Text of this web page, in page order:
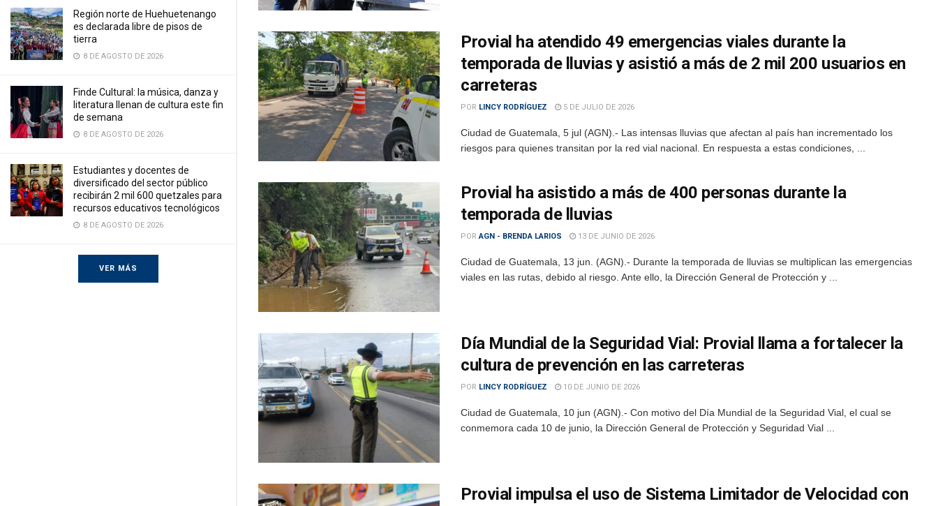
Región norte de Huehuetenango
es declarada libre de pisos de
tierra
8 DE AGOSTO DE 2026
Finde Cultural: la música, danza y
literatura llenan de cultura este fin
de semana
8 DE AGOSTO DE 2026
Estudiantes y docentes de
diversificado del sector público
recibirán 2 mil 600 quetzales para
recursos educativos tecnológicos
8 DE AGOSTO DE 2026
VER MÁS
Provial ha atendido 49 emergencias viales durante la
temporada de lluvias y asistió a más de 2 mil 200 usuarios en
carreteras
POR LINCY RODRÍGUEZ 5 DE JULIO DE 2026
Ciudad de Guatemala, 5 jul (AGN).- Las intensas lluvias que afectan al país han incrementado los
riesgos para quienes transitan por la red vial nacional. En respuesta a estas condiciones, ...
Provial ha asistido a más de 400 personas durante la
temporada de lluvias
POR AGN - BRENDA LARIOS 13 DE JUNIO DE 2026
Ciudad de Guatemala, 13 jun. (AGN).- Durante la temporada de lluvias se multiplican las emergencias
viales en las rutas, debido al riesgo. Ante ello, la Dirección General de Protección y ...
Día Mundial de la Seguridad Vial: Provial llama a fortalecer la
cultura de prevención en las carreteras
POR LINCY RODRÍGUEZ 10 DE JUNIO DE 2026
Ciudad de Guatemala, 10 jun (AGN).- Con motivo del Día Mundial de la Seguridad Vial, el cual se
conmemora cada 10 de junio, la Dirección General de Protección y Seguridad Vial ...
Provial impulsa el uso de Sistema Limitador de Velocidad con